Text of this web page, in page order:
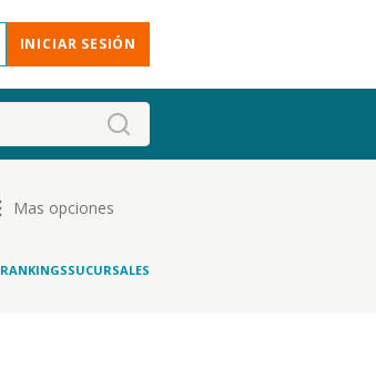
INICIAR SESIÓN
Mas opciones
RANKINGSSUCURSALES